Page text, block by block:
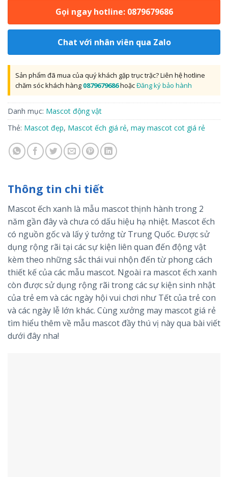
Gọi ngay hotline: 0879679686
Chat với nhân viên qua Zalo
Sản phẩm đã mua của quý khách gặp trục trặc? Liên hệ hotline
chăm sóc khách hàng 0879679686hoặcĐăng ký bảo hành
Danh mục: Mascot động vật
Thẻ: Mascot đẹp, Mascot ếch giá rẻ, may mascot cot giá rẻ
Thông tin chi tiết
Mascot ếch xanh là mẫu mascot thịnh hành trong 2
năm gần đây và chưa có dấu hiệu hạ nhiệt. Mascot ếch
có nguồn gốc và lấy ý tưởng từ Trung Quốc. Được sử
dụng rộng rãi tại các sự kiện liên quan đến động vật
kèm theo những sắc thái vui nhộn đến từ phong cách
thiết kế của các mẫu mascot. Ngoài ra mascot ếch xanh
còn được sử dụng rộng rãi trong các sự kiện sinh nhật
của trẻ em và các ngày hội vui chơi như Tết của trẻ con
và các ngày lễ lớn khác. Cùng xưởng may mascot giá rẻ
tìm hiểu thêm về mẫu mascot đầy thú vị này qua bài viết
dưới đây nha!